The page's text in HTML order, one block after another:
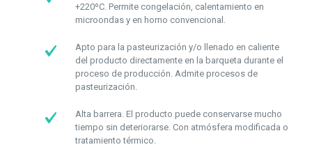
+220ºC. Permite congelación, calentamiento en
microondas y en horno convencional.
Apto para la pasteurización y/o llenado en caliente
del producto directamente en la barqueta durante el
proceso de producción. Admite procesos de
pasteurización.
Alta barrera. El producto puede conservarse mucho
tiempo sin deteriorarse. Con atmósfera modificada o
tratamiento térmico.